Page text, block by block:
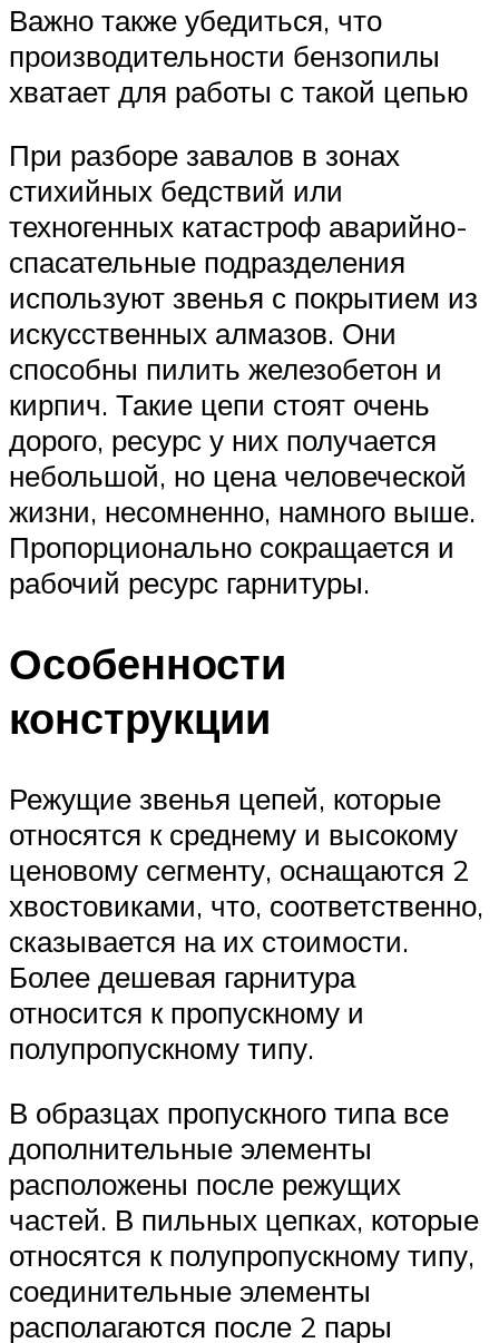
Важно также убедиться, что
производительности бензопилы
хватает для работы с такой цепью
При разборе завалов в зонах
стихийных бедствий или
техногенных катастроф аварийно-
спасательные подразделения
используют звенья с покрытием из
искусственных алмазов. Они
способны пилить железобетон и
кирпич. Такие цепи стоят очень
дорого, ресурс у них получается
небольшой, но цена человеческой
жизни, несомненно, намного выше.
Пропорционально сокращается и
рабочий ресурс гарнитуры.
Особенности
конструкции
Режущие звенья цепей, которые
относятся к среднему и высокому
ценовому сегменту, оснащаются 2
хвостовиками, что, соответственно,
сказывается на их стоимости.
Более дешевая гарнитура
относится к пропускному и
полупропускному типу.
В образцах пропускного типа все
дополнительные элементы
расположены после режущих
частей. В пильных цепках, которые
относятся к полупропускному типу,
соединительные элементы
располагаются после 2 пары